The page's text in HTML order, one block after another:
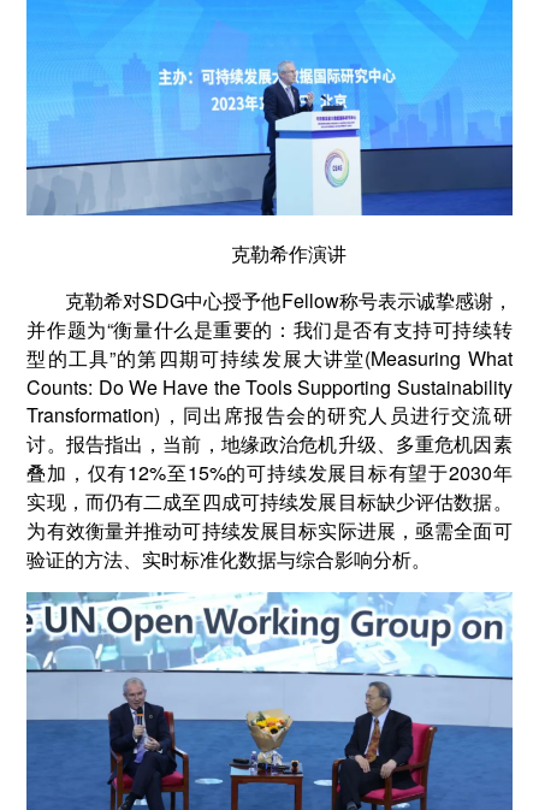
克勒希作演讲
克勒希对SDG中心授予他Fellow称号表示诚挚感谢，
并作题为“衡量什么是重要的：我们是否有支持可持续转
型的工具”的第四期可持续发展大讲堂(Measuring What
Counts: Do We Have the Tools Supporting Sustainability
Transformation)，同出席报告会的研究人员进行交流研
讨。报告指出，当前，地缘政治危机升级、多重危机因素
叠加，仅有12%至15%的可持续发展目标有望于2030年
实现，而仍有二成至四成可持续发展目标缺少评估数据。
为有效衡量并推动可持续发展目标实际进展，亟需全面可
验证的方法、实时标准化数据与综合影响分析。